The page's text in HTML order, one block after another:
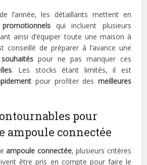
l’année, les détaillants mettent en
qui incluent plusieurs
ainsi d’équiper toute une maison à
conseillé de préparer à l’avance une
pour ne pas manquer ces
. Les stocks étant limités, il est
pour profiter des meilleures
pour
ampoule connectée
ampoule connectée, plusieurs critères
être pris en compte pour faire le